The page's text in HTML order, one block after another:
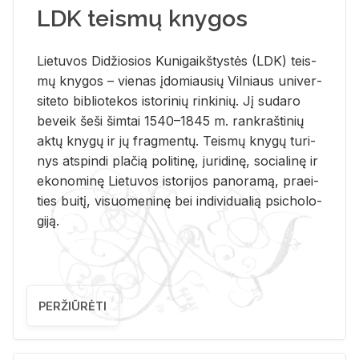
LDK teismų knygos
Lie­tu­vos Di­džio­sios Ku­ni­gaikš­tys­tės (LDK) teis­
mų kny­gos – vie­nas įdo­miau­sių Vil­niaus uni­ver­
si­te­to bi­b­lio­te­kos is­to­ri­nių rin­ki­nių. Jį su­da­ro
be­veik šeši šim­tai 1540–1845 m. rank­raš­ti­nių
aktų kny­gų ir jų frag­men­tų. Teis­mų kny­gų tu­ri­
nys at­spin­di pla­čią po­li­ti­nę, ju­ri­di­nę, so­cia­li­nę ir
eko­no­mi­nę Lie­tu­vos is­to­ri­jos pa­no­ra­mą, pra­ei­
ties bui­tį, vi­suo­me­ni­nę bei in­di­vi­dua­lią psi­cho­lo­
gi­ją.
PERŽIŪRĖTI